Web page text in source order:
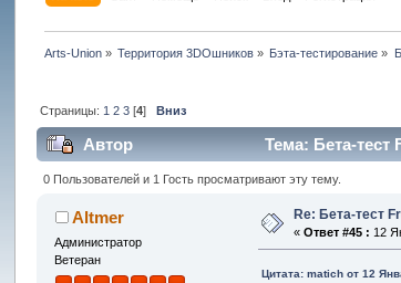
Arts-Union» Территория 3DOшников » Бэта-тестирование »
Страницы: 1 2 3[4] Вниз
Автор Тема: Бета-тест
0 Пользователей и 1 Гость просматривают эту тему.
Altmer
Администратор
Ветеран
Re: Бета-тест
«Ответ #45 : 12
Цитата: matich от 12